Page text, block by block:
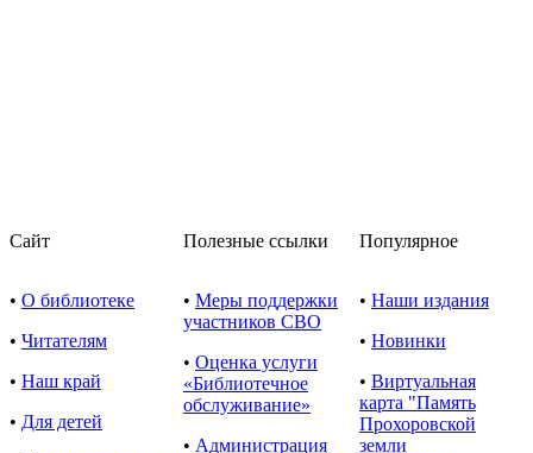
Сайт Полезные ссылки Популярное
• О библиотеке
• Читателям
• Наш край
• Для детей
• Меры поддержки
участников СВО
• Оценка услуги
«Библиотечное
обслуживание»
• Администрация
• Наши издания
• Новинки
• Виртуальная
карта "Память
Прохоровской
земли